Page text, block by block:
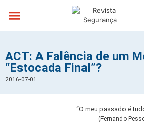
ACT: A Falência de um
“Estocada Final”?
2016-07-01
“O meu passado é
(Fernando